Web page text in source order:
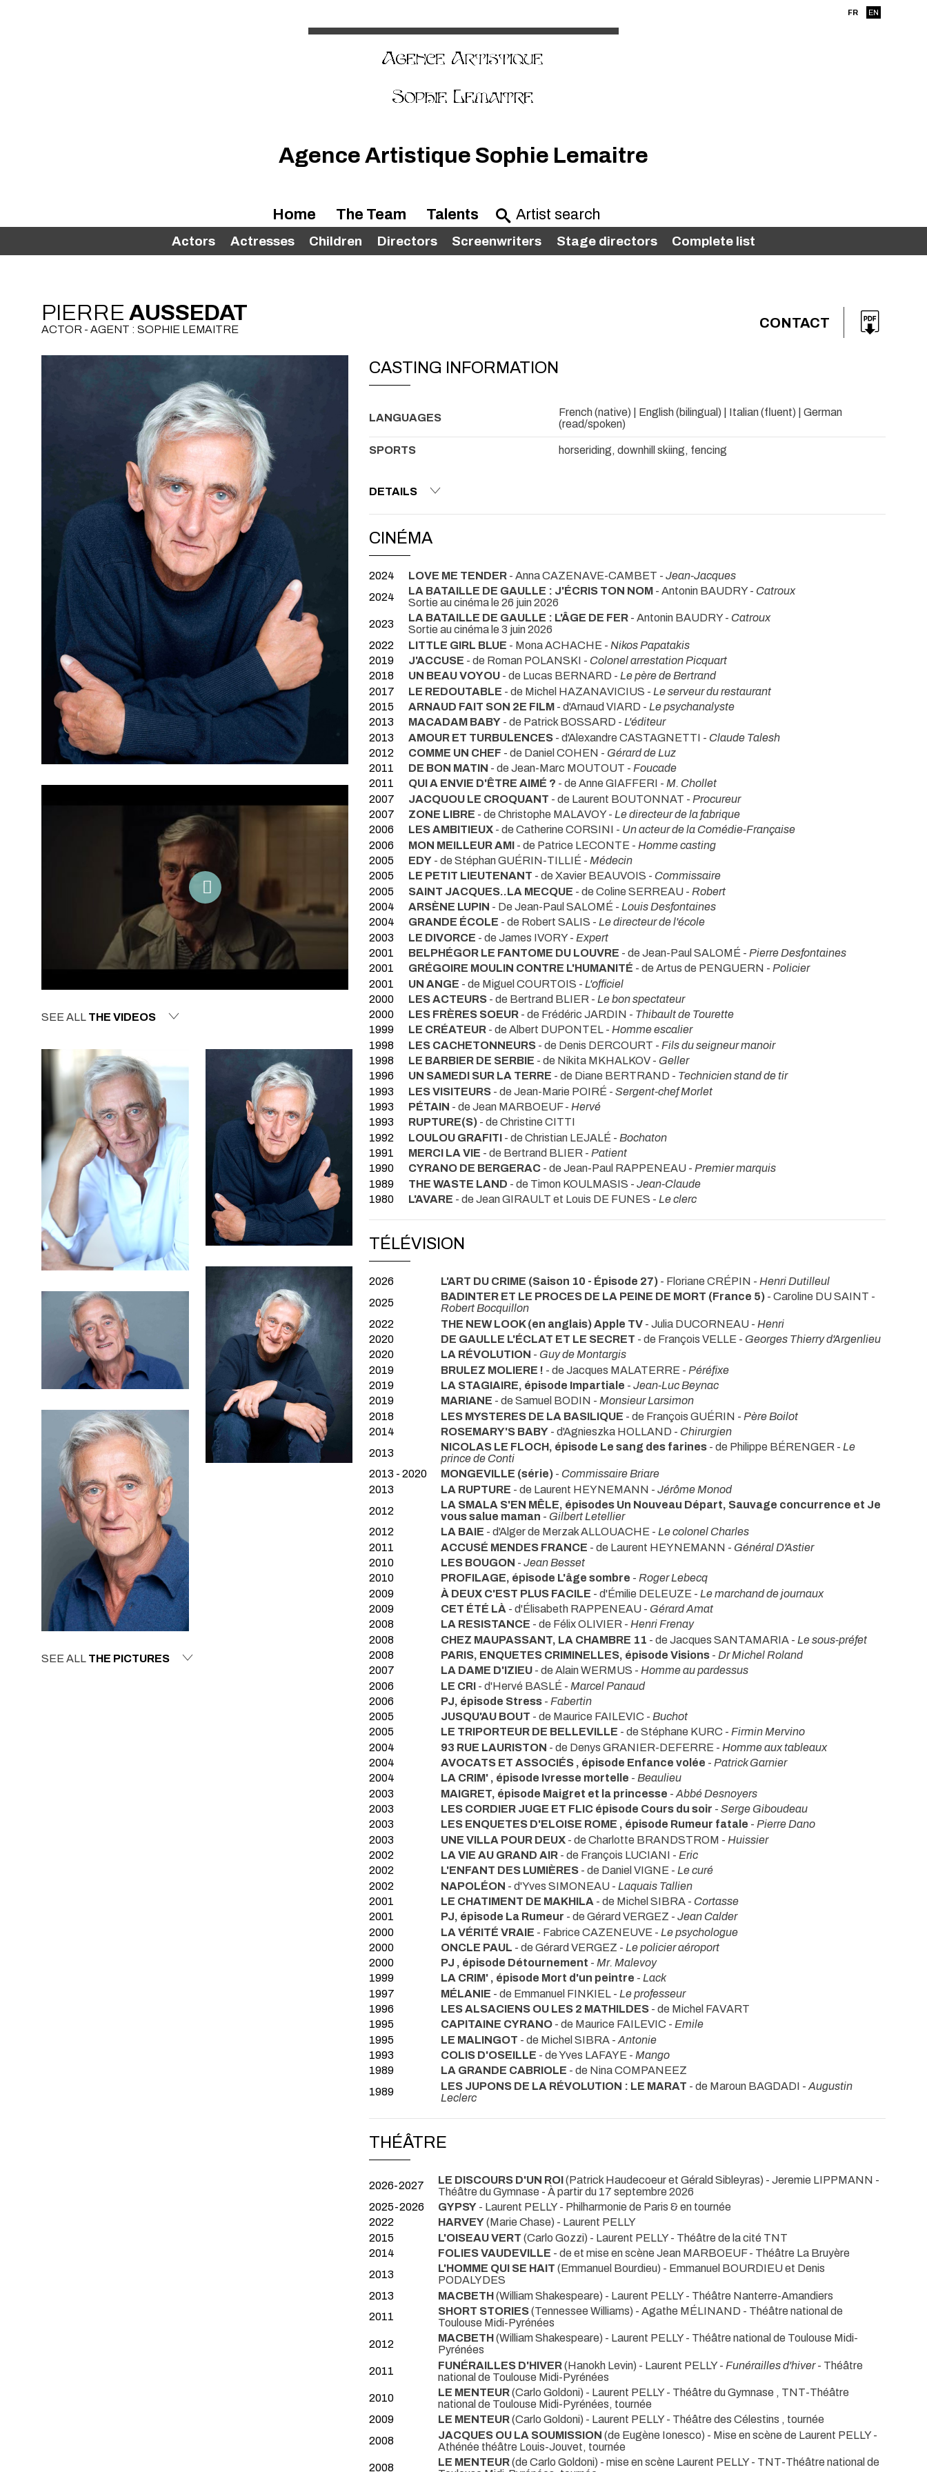
FR EN
Agence Artistique Sophie Lemaitre
Home The Team Talents
Actors Actresses Children Directors Screenwriters Stage directors Complete list
PIERRE AUSSEDAT
ACTOR - AGENT : SOPHIE LEMAITRE CONTACT
SEE ALL THE VIDEOS
SEE ALL THE PICTURES
CASTING INFORMATION
LANGUAGES
French (native) | English (bilingual) | Italian (fluent) | German
(read/spoken)
SPORTS horseriding, downhill skiing, fencing
DETAILS
CINÉMA
2024 LOVE ME TENDER - Anna CAZENAVE-CAMBET - Jean-Jacques
2024
LA BATAILLE DE GAULLE : J'ÉCRIS TON NOM - Antonin BAUDRY - Catroux
Sortie au cinéma le 26 juin 2026
2023
LA BATAILLE DE GAULLE : L'ÂGE DE FER - Antonin BAUDRY - Catroux
Sortie au cinéma le 3 juin 2026
2022
LITTLE GIRL BLUE - Mona ACHACHE - Nikos Papatakis
2019
J'ACCUSE - de Roman POLANSKI - Colonel arrestation Picquart
2018
UN BEAU VOYOU - de Lucas BERNARD - Le père de Bertrand
2017
LE REDOUTABLE - de Michel HAZANAVICIUS - Le serveur du restaurant
2015
ARNAUD FAIT SON 2E FILM - d'Arnaud VIARD - Le psychanalyste
2013
MACADAM BABY - de Patrick BOSSARD - L'éditeur
2013
AMOUR ET TURBULENCES - d'Alexandre CASTAGNETTI - Claude Talesh
2012
COMME UN CHEF - de Daniel COHEN - Gérard de Luz
2011
DE BON MATIN - de Jean-Marc MOUTOUT - Foucade
2011
QUI A ENVIE D'ÊTRE AIMÉ ? - de Anne GIAFFERI - M. Chollet
2007
JACQUOU LE CROQUANT - de Laurent BOUTONNAT - Procureur
2007
ZONE LIBRE - de Christophe MALAVOY - Le directeur de la fabrique
2006
LES AMBITIEUX - de Catherine CORSINI - Un acteur de la Comédie-Française
2006
MON MEILLEUR AMI - de Patrice LECONTE - Homme casting
2005
EDY - de Stéphan GUÉRIN-TILLIÉ - Médecin
2005
LE PETIT LIEUTENANT - de Xavier BEAUVOIS - Commissaire
2005
SAINT JACQUES..LA MECQUE - de Coline SERREAU - Robert
2004
ARSÈNE LUPIN - De Jean-Paul SALOMÉ - Louis Desfontaines
2004
GRANDE ÉCOLE - de Robert SALIS - Le directeur de l'école
2003
LE DIVORCE - de James IVORY - Expert
2001
BELPHÉGOR LE FANTOME DU LOUVRE - de Jean-Paul SALOMÉ - Pierre Desfontaines
2001
GRÉGOIRE MOULIN CONTRE L'HUMANITÉ - de Artus de PENGUERN - Policier
2001
UN ANGE - de Miguel COURTOIS - L'officiel
2000
LES ACTEURS - de Bertrand BLIER - Le bon spectateur
2000
LES FRÈRES SOEUR - de Frédéric JARDIN - Thibault de Tourette
1999
LE CRÉATEUR - de Albert DUPONTEL - Homme escalier
1998
LES CACHETONNEURS - de Denis DERCOURT - Fils du seigneur manoir
1998
LE BARBIER DE SERBIE - de Nikita MKHALKOV - Geller
1996
UN SAMEDI SUR LA TERRE - de Diane BERTRAND - Technicien stand de tir
1993
LES VISITEURS - de Jean-Marie POIRÉ - Sergent-chef Morlet
1993
PÉTAIN - de Jean MARBOEUF - Hervé
1993
RUPTURE(S) - de Christine CITTI
1992
LOULOU GRAFITI - de Christian LEJALÉ - Bochaton
1991
MERCI LA VIE - de Bertrand BLIER - Patient
1990
CYRANO DE BERGERAC - de Jean-Paul RAPPENEAU - Premier marquis
1989
THE WASTE LAND - de Timon KOULMASIS - Jean-Claude
1980
L'AVARE - de Jean GIRAULT et Louis DE FUNES - Le clerc
TÉLÉVISION
2026 L'ART DU CRIME (Saison 10 - Épisode 27) - Floriane CRÉPIN - Henri Dutilleul
2025
BADINTER ET LE PROCES DE LA PEINE DE MORT (France 5) - Caroline DU SAINT -
Robert Bocquillon
2022
THE NEW LOOK (en anglais) Apple TV - Julia DUCORNEAU - Henri
2020
DE GAULLE L'ÉCLAT ET LE SECRET - de François VELLE - Georges Thierry d'Argenlieu
2020
LA RÉVOLUTION - Guy de Montargis
2019
BRULEZ MOLIERE ! - de Jacques MALATERRE - Péréfixe
2019
LA STAGIAIRE, épisode Impartiale - Jean-Luc Beynac
2019
MARIANE - de Samuel BODIN - Monsieur Larsimon
2018
LES MYSTERES DE LA BASILIQUE - de François GUÉRIN - Père Boilot
2014
ROSEMARY'S BABY - d'Agnieszka HOLLAND - Chirurgien
2013
NICOLAS LE FLOCH, épisode Le sang des farines - de Philippe BÉRENGER - Le
prince de Conti
2013 - 2020
MONGEVILLE (série) - Commissaire Briare
2013
LA RUPTURE - de Laurent HEYNEMANN - Jérôme Monod
2012
LA SMALA S'EN MÊLE, épisodes Un Nouveau Départ, Sauvage concurrence et Je
vous salue maman - Gilbert Letellier
2012
LA BAIE - d'Alger de Merzak ALLOUACHE - Le colonel Charles
2011
ACCUSÉ MENDES FRANCE - de Laurent HEYNEMANN - Général D'Astier
2010
LES BOUGON - Jean Besset
2010
PROFILAGE, épisode L'âge sombre - Roger Lebecq
2009
À DEUX C'EST PLUS FACILE - d'Émilie DELEUZE - Le marchand de journaux
2009
CET ÉTÉ LÀ - d'Élisabeth RAPPENEAU - Gérard Amat
2008
LA RESISTANCE - de Félix OLIVIER - Henri Frenay
2008
CHEZ MAUPASSANT, LA CHAMBRE 11 - de Jacques SANTAMARIA - Le sous-préfet
2008
PARIS, ENQUETES CRIMINELLES, épisode Visions - Dr Michel Roland
2007
LA DAME D'IZIEU - de Alain WERMUS - Homme au pardessus
2006
LE CRI - d'Hervé BASLÉ - Marcel Panaud
2006
PJ, épisode Stress - Fabertin
2005
JUSQU'AU BOUT - de Maurice FAILEVIC - Buchot
2005
LE TRIPORTEUR DE BELLEVILLE - de Stéphane KURC - Firmin Mervino
2004
93 RUE LAURISTON - de Denys GRANIER-DEFERRE - Homme aux tableaux
2004
AVOCATS ET ASSOCIÉS , épisode Enfance volée - Patrick Garnier
2004
LA CRIM' , épisode Ivresse mortelle - Beaulieu
2003
MAIGRET, épisode Maigret et la princesse - Abbé Desnoyers
2003
LES CORDIER JUGE ET FLIC épisode Cours du soir - Serge Giboudeau
2003
LES ENQUETES D'ELOISE ROME , épisode Rumeur fatale - Pierre Dano
2003
UNE VILLA POUR DEUX - de Charlotte BRANDSTROM - Huissier
2002
LA VIE AU GRAND AIR - de François LUCIANI - Eric
2002
L'ENFANT DES LUMIÈRES - de Daniel VIGNE - Le curé
2002
NAPOLÉON - d'Yves SIMONEAU - Laquais Tallien
2001
LE CHATIMENT DE MAKHILA - de Michel SIBRA - Cortasse
2001
PJ, épisode La Rumeur - de Gérard VERGEZ - Jean Calder
2000
LA VÉRITÉ VRAIE - Fabrice CAZENEUVE - Le psychologue
2000
ONCLE PAUL - de Gérard VERGEZ - Le policier aéroport
2000
PJ , épisode Détournement - Mr. Malevoy
1999
LA CRIM' , épisode Mort d'un peintre - Lack
1997
MÉLANIE - de Emmanuel FINKIEL - Le professeur
1996
LES ALSACIENS OU LES 2 MATHILDES - de Michel FAVART
1995
CAPITAINE CYRANO - de Maurice FAILEVIC - Emile
1995
LE MALINGOT - de Michel SIBRA - Antonie
1993
COLIS D'OSEILLE - de Yves LAFAYE - Mango
1989
LA GRANDE CABRIOLE - de Nina COMPANEEZ
1989
LES JUPONS DE LA RÉVOLUTION : LE MARAT - de Maroun BAGDADI - Augustin
Leclerc
THÉÂTRE
2026-2027 LE DISCOURS D'UN ROI(Patrick Haudecoeur et Gérald Sibleyras) - Jeremie LIPPMANN -
Théâtre du Gymnase - À partir du 17 septembre 2026
2025-2026
GYPSY - Laurent PELLY- Philharmonie de Paris & en tournée
2022
HARVEY(Marie Chase) - Laurent PELLY
2015
L'OISEAU VERT (Carlo Gozzi) - Laurent PELLY- Théâtre de la cité TNT
2014
FOLIES VAUDEVILLE - de et mise en scène Jean MARBOEUF- Théâtre La Bruyère
2013
L'HOMME QUI SE HAIT (Emmanuel Bourdieu) - Emmanuel BOURDIEU et Denis
PODALYDES
2013
MACBETH(William Shakespeare) - Laurent PELLY- Théâtre Nanterre-Amandiers
2011
SHORT STORIES(Tennessee Williams) - Agathe MÉLINAND - Théâtre national de
Toulouse Midi-Pyrénées
2012
MACBETH(William Shakespeare) - Laurent PELLY- Théâtre national de Toulouse Midi-
Pyrénées
2011
FUNÉRAILLES D'HIVER(Hanokh Levin) - Laurent PELLY - Funérailles d'hiver- Théâtre
national de Toulouse Midi-Pyrénées
2010
LE MENTEUR(Carlo Goldoni) - Laurent PELLY- Théâtre du Gymnase , TNT-Théâtre
national de Toulouse Midi-Pyrénées, tournée
2009
LE MENTEUR(Carlo Goldoni) - Laurent PELLY- Théâtre des Célestins , tournée
2008
JACQUES OU LA SOUMISSION (de Eugène Ionesco) - Mise en scène de Laurent PELLY-
Athénée théâtre Louis-Jouvet, tournée
2008
LE MENTEUR(de Carlo Goldoni) - mise en scène Laurent PELLY- TNT-Théâtre national de